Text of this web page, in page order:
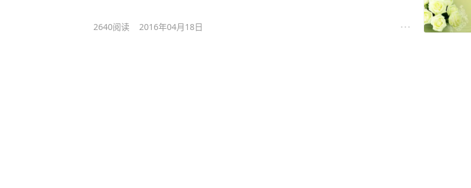
2640阅读 2016年04月18日